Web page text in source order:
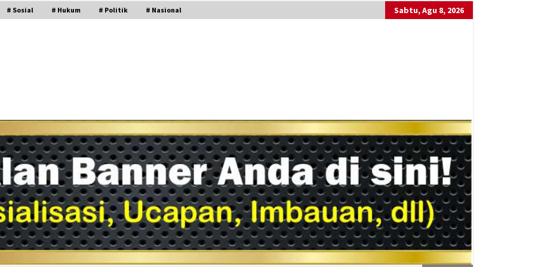
# Sosial # Hukum # Politik # Nasional Sabtu, Agu 8, 2026